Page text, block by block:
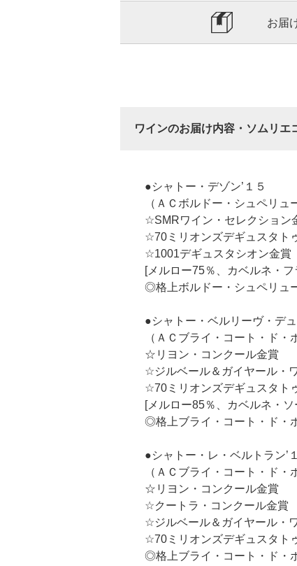
お届
ワインのお届け内容・ソムリエ
●シャトー・デゾン’１５
（ＡＣボルドー・シュペリュ
☆SMRワイン・セレクション
☆70ミリオンズデギュスタト
☆1001デギュスタシオン金賞
[メルロー75％、カベルネ・
◎格上ボルドー・シュペリュ
●シャトー・ベルリーヴ・デュ
（ＡＣブライ・コート・ド・
☆リヨン・コンクール金賞
☆ジルベール＆ガイヤール・
☆70ミリオンズデギュスタト
[メルロー85％、カベルネ・
◎格上ブライ・コート・ド・
●シャトー・レ・ベルトラン’
（ＡＣブライ・コート・ド・
☆リヨン・コンクール金賞
☆クートラ・コンクール金賞
☆ジルベール＆ガイヤール・
☆70ミリオンズデギュスタト
◎格上ブライ・コート・ド・